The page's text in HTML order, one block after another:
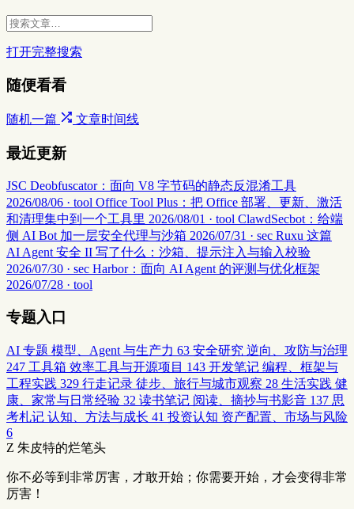
打开完整搜索
随便看看
随机一篇 文章时间线
最近更新
JSC Deobfuscator：面向 V8 字节码的静态反混淆工具
2026/08/06 · tool Office Tool Plus：把 Office 部署、更新、激活
和清理集中到一个工具里 2026/08/01 · tool ClawdSecbot：给端
侧 AI Bot 加一层安全代理与沙箱 2026/07/31 · sec Ruxu 这篇
AI Agent 安全 II 写了什么：沙箱、提示注入与输入校验
2026/07/30 · sec Harbor：面向 AI Agent 的评测与优化框架
2026/07/28 · tool
专题入口
AI 专题 模型、Agent 与生产力 63 安全研究 逆向、攻防与治理
247 工具箱 效率工具与开源项目 143 开发笔记 编程、框架与
工程实践 329 行走记录 徒步、旅行与城市观察 28 生活实践 健
康、家常与日常经验 32 读书笔记 阅读、摘抄与书影音 137 思
考札记 认知、方法与成长 41 投资认知 资产配置、市场与风险
6
Z 朱皮特的烂笔头
你不必等到非常厉害，才敢开始；你需要开始，才会变得非常
厉害！